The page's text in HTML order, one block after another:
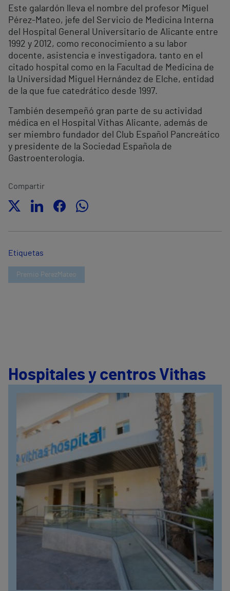
Este galardón lleva el nombre del profesor Miguel
Pérez-Mateo, jefe del Servicio de Medicina Interna
del Hospital General Universitario de Alicante entre
1992 y 2012, como reconocimiento a su labor
docente, asistencia e investigadora, tanto en el
citado hospital como en la Facultad de Medicina de
la Universidad Miguel Hernández de Elche, entidad
de la que fue catedrático desde 1997.
También desempeñó gran parte de su actividad
médica en el Hospital Vithas Alicante, además de
ser miembro fundador del Club Español Pancreático
y presidente de la Sociedad Española de
Gastroenterología.
Compartir
Etiquetas
Premio PerezMateo
Hospitales y centros Vithas